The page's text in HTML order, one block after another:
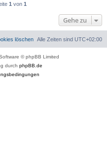
1 von 1
Gehe zu
Alle Zeiten sind UTC+02:00
löschen
© phpBB Limited
durch phpBB.de